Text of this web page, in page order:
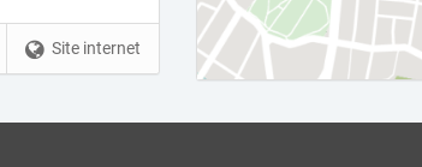
Site internet